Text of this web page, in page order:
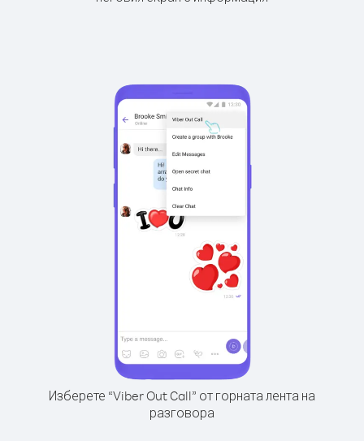
Изберете “Viber Out Call” от горната лента на
разговора